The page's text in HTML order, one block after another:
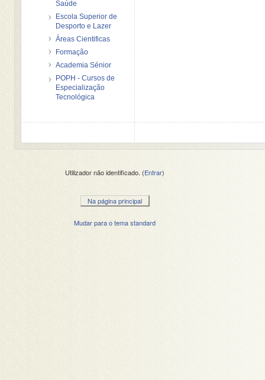
Saúde
Escola Superior de
Desporto e Lazer
Áreas Cientificas
Formação
Academia Sénior
POPH - Cursos de
Especialização
Tecnológica
Utilizador não identificado. (Entrar)
Na página principal
Mudar para o tema standard